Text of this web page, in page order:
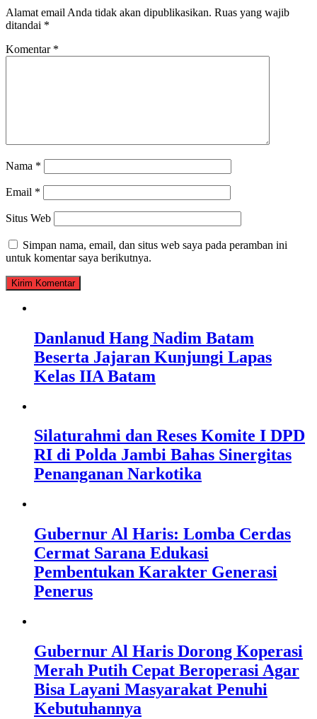
Alamat email Anda tidak akan dipublikasikan. Ruas yang wajib
ditandai *
Komentar *
Nama *
Email *
Situs Web
Simpan nama, email, dan situs web saya pada peramban ini
untuk komentar saya berikutnya.
Danlanud Hang Nadim Batam
Beserta Jajaran Kunjungi Lapas
Kelas IIA Batam
Silaturahmi dan Reses Komite I DPD
RI di Polda Jambi Bahas Sinergitas
Penanganan Narkotika
Gubernur Al Haris: Lomba Cerdas
Cermat Sarana Edukasi
Pembentukan Karakter Generasi
Penerus
Gubernur Al Haris Dorong Koperasi
Merah Putih Cepat Beroperasi Agar
Bisa Layani Masyarakat Penuhi
Kebutuhannya